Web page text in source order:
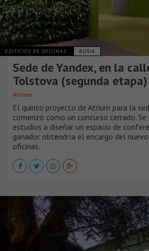
EDIFICIOS DE OFICINAS RUSIA
Sede de Yandex, en la
Tolstova (segunda etapa)
Atrium
El quinto proyecto de Atrium para la
comenzó como un concurso cerrado.
estudios a diseñar un espacio de
ganador obtendría el encargo del
oficinas.